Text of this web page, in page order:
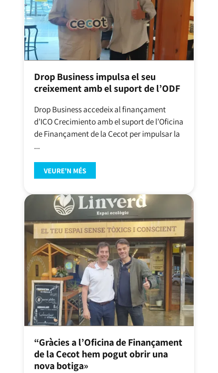
Drop Business impulsa el seu
creixement amb el suport de l’ODF
Drop Business accedeix al finançament
d’ICO Crecimiento amb el suport de l’Oficina
de Finançament de la Cecot per impulsar la
...
VEURE'N MÉS
“Gràcies a l’Oficina de Finançament
de la Cecot hem pogut obrir una
nova botiga»